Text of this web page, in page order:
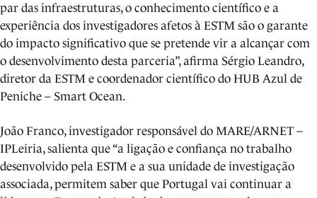
par das infraestruturas, o conhecimento científico e a
experiência dos investigadores afetos à ESTM são o garante
do impacto significativo que se pretende vir a alcançar com
o desenvolvimento desta parceria”, afirma Sérgio Leandro,
diretor da ESTM e coordenador científico do HUB Azul de
Peniche – Smart Ocean.
João Franco, investigador responsável do MARE/ARNET –
IPLeiria, salienta que “a ligação e confiança no trabalho
desenvolvido pela ESTM e a sua unidade de investigação
associada, permitem saber que Portugal vai continuar a